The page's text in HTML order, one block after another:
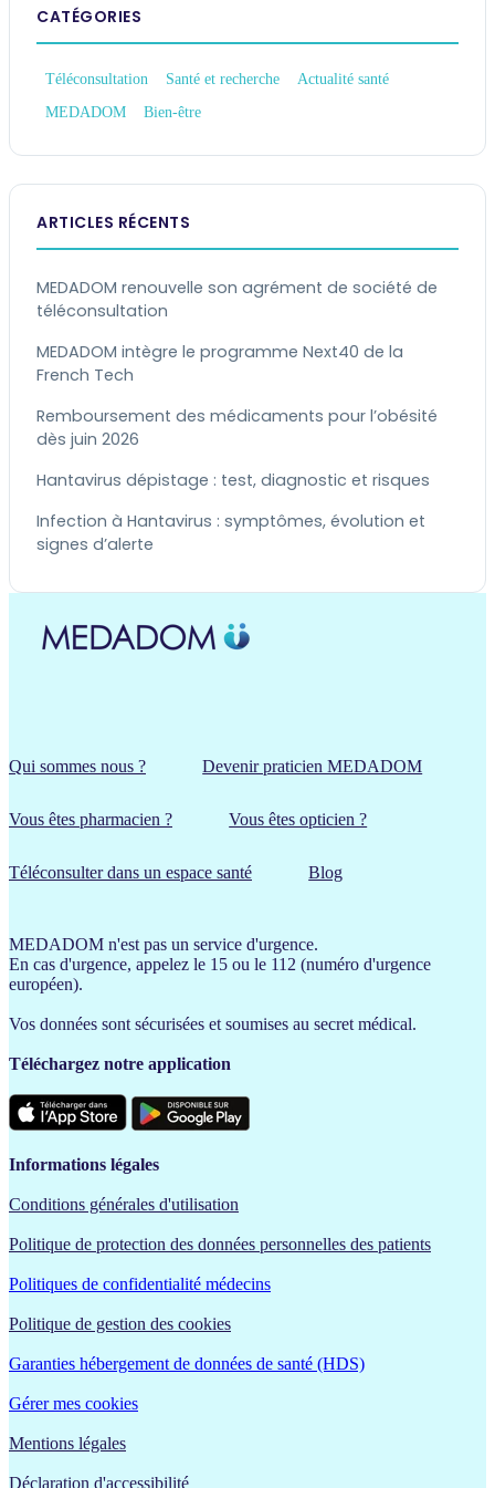
CATÉGORIES
Téléconsultation Santé et recherche
Actualité santé
MEDADOM
Bien-être
ARTICLES RÉCENTS
MEDADOM renouvelle son agrément de société de
téléconsultation
MEDADOM intègre le programme Next40 de la
French Tech
Remboursement des médicaments pour l’obésité
dès juin 2026
Hantavirus dépistage : test, diagnostic et risques
Infection à Hantavirus : symptômes, évolution et
signes d’alerte
Qui sommes nous ? Devenir praticien MEDADOM
Vous êtes pharmacien ? Vous êtes opticien ?
Téléconsulter dans un espace santé Blog
MEDADOM n'est pas un service d'urgence.
En cas d'urgence, appelez le 15 ou le 112 (numéro d'urgence
européen).
Vos données sont sécurisées et soumises au secret médical.
Téléchargez notre application
Informations légales
Conditions générales d'utilisation
Politique de protection des données personnelles des patients
Politiques de confidentialité médecins
Politique de gestion des cookies
Garanties hébergement de données de santé (HDS)
Gérer mes cookies
Mentions légales
Déclaration d'accessibilité